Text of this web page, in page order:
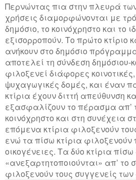
Περνώντας πια στην πλευρά
χρήσεις διαμορφώνονται με
δημόσιο, το κοινόχρηστο και το
εξισορροπούν. Το πρώτο κτίριο
ανήκουν στο δημόσιο
αποτελεί τη σύνδεση δημόσιου-
φιλοξενεί διάφορες
ψυχαγωγικές δομές, και έναν
κτίρια έχουν διττή απεύθυνση
εξασφαλίζουν το πέρασμα απ’
κοινόχρηστο και στη συνέχεια
επόμενα κτίρια φιλοξενούν
ενώ τα πίσω κτίρια φιλοξενούν
οικογένειες. Τα δύο κτίρια
«ανεξαρτητοποιούνται» απ’ το
φιλοξενούν τους συγγενείς